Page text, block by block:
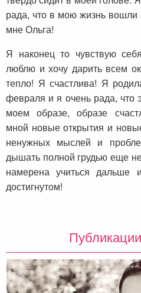
рада, что в мою жизнь вошли
мне Ольга!
Я наконец то чувствую
люблю и хочу дарить всем
тепло! Я счастлива! Я
февраля и я очень рада, что
моем образе, образе
мной новые открытия и
ненужных мыслей и
дышать полной грудью еще
намерена учиться дальше
достигнутом!